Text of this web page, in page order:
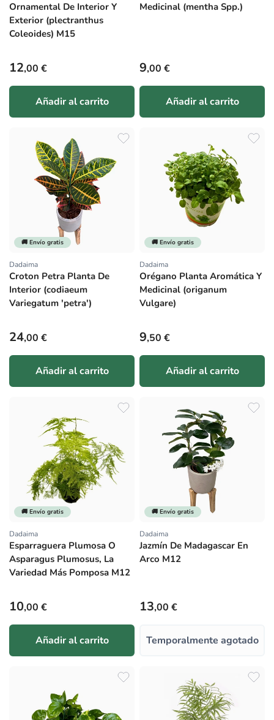
Ornamental De Interior Y
Exterior (plectranthus
Coleoides) M15
Precio habitual
12,00 €
Añadir al carrito
Medicinal (mentha Spp.)
Precio habitual
9,00 €
Añadir al carrito
🚚 Envío gratis
Proveedor:
Dadaima
Croton Petra Planta De
Interior (codiaeum
Variegatum 'petra')
Precio habitual
24,00 €
Añadir al carrito
🚚 Envío gratis
Proveedor:
Dadaima
Orégano Planta Aromática Y
Medicinal (origanum
Vulgare)
Precio habitual
9,50 €
Añadir al carrito
🚚 Envío gratis
Proveedor:
Dadaima
Esparraguera Plumosa O
Asparagus Plumosus, La
Variedad Más Pomposa M12
Precio habitual
10,00 €
Añadir al carrito
🚚 Envío gratis
Proveedor:
Dadaima
Jazmín De Madagascar En
Arco M12
Precio habitual
13,00 €
Temporalmente agotado